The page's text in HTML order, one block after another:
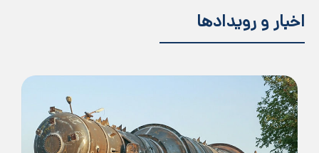
اخبار و رویدادها